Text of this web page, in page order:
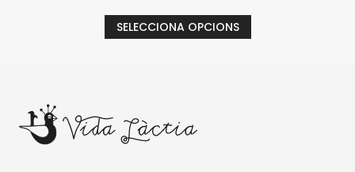
SELECCIONA OPCIONS